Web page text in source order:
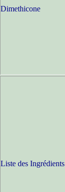
Dimethicone
Liste des Ingrédients